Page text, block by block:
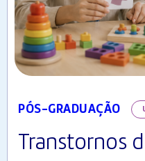
PÓS-GRADUAÇÃO
Transtornos